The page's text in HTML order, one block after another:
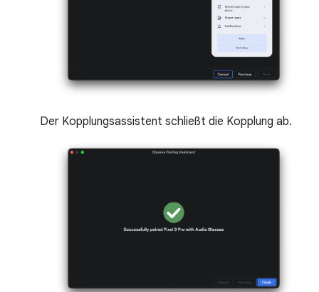
Der Kopplungsassistent schließt die Kopplung ab.